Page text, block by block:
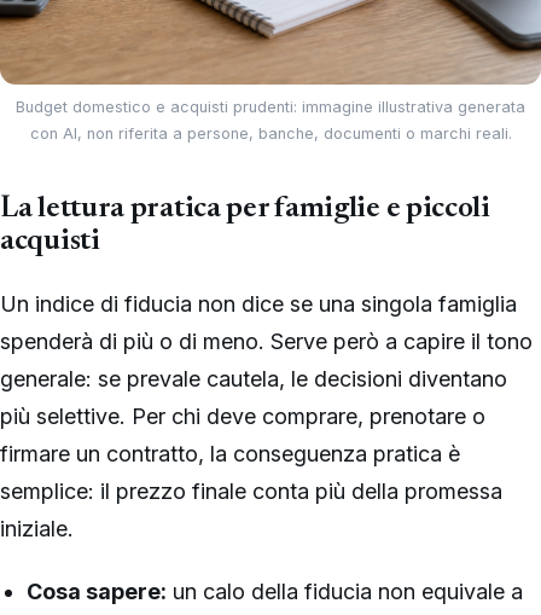
Budget domestico e acquisti prudenti: immagine illustrativa generata
con AI, non riferita a persone, banche, documenti o marchi reali.
La lettura pratica per famiglie e piccoli
acquisti
Un indice di fiducia non dice se una singola famiglia
spenderà di più o di meno. Serve però a capire il tono
generale: se prevale cautela, le decisioni diventano
più selettive. Per chi deve comprare, prenotare o
firmare un contratto, la conseguenza pratica è
semplice: il prezzo finale conta più della promessa
iniziale.
Cosa sapere: un calo della fiducia non equivale a